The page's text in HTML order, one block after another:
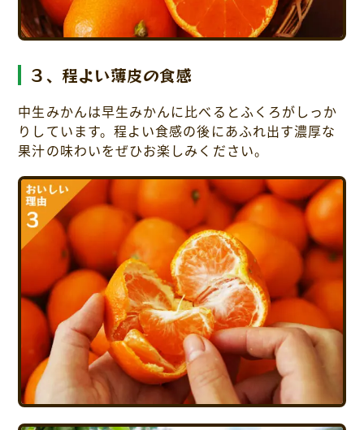
３、程よい薄皮の食感
中生みかんは早生みかんに比べるとふくろがしっか
りしています。程よい食感の後にあふれ出す濃厚な
果汁の味わいをぜひお楽しみください。